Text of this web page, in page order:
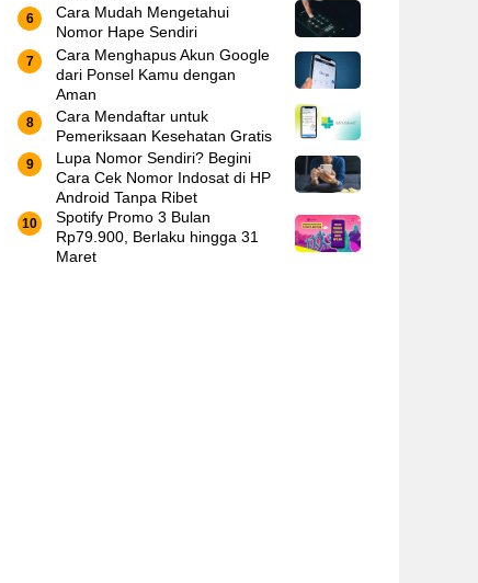
Cara Mudah Mengetahui
Nomor Hape Sendiri
Cara Menghapus Akun Google
dari Ponsel Kamu dengan
Aman
Cara Mendaftar untuk
Pemeriksaan Kesehatan Gratis
Lupa Nomor Sendiri? Begini
Cara Cek Nomor Indosat di HP
Android Tanpa Ribet
Spotify Promo 3 Bulan
Rp79.900, Berlaku hingga 31
Maret